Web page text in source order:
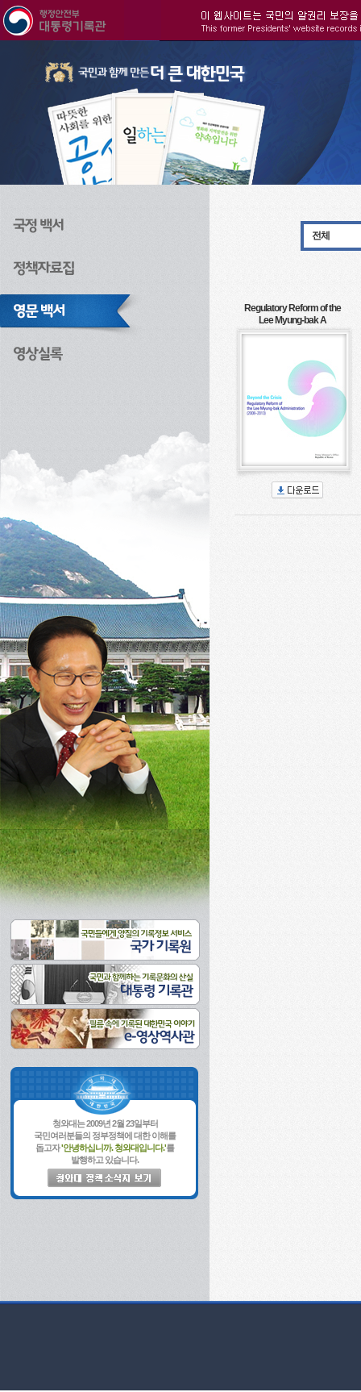
청와대는 2009년 2월 23일부터
국민여러분들의 정부정책에 대한 이해를
돕고자'안녕하십니까. 청와대입니다.'를
발행하고 있습니다.
전체
Regulatory Reform of the
Lee Myung-bak A